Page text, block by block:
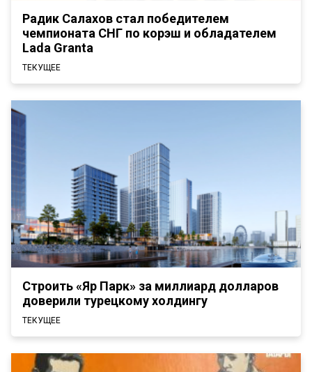
Радик Салахов стал победителем
чемпионата СНГ по корэш и обладателем
Lada Granta
ТЕКУЩЕЕ
Строить «Яр Парк» за миллиард долларов
доверили турецкому холдингу
ТЕКУЩЕЕ